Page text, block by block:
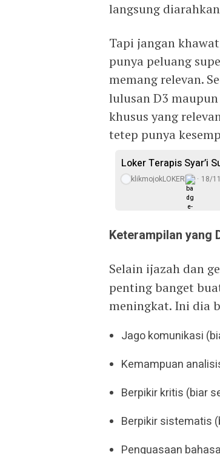
langsung
Tapi jangan
punya peluang
memang relevan.
lulusan D3
khusus yang
tetep punya
Loker Terapis Syar’i
klikmojokLOKER 18/
Keterampilan yang
Selain ijazah dan
penting banget
meningkat. Ini dia
Jago komunikasi
Kemampuan
Berpikir kritis (biar
Berpikir sistematis
Penguasaan